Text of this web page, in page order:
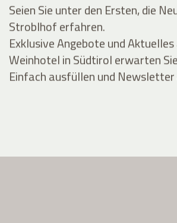
Seien Sie unter den Ersten, die
Stroblhof erfahren.
Exklusive Angebote und
Weinhotel in Südtirol erwarten
Einfach ausfüllen und Newsletter